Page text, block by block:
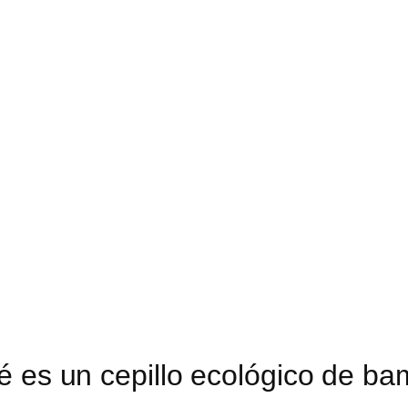
es un cepillo ecológico de